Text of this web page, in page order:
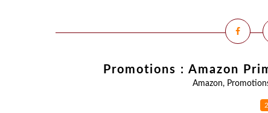
Promotions : Amazon
Amazon,